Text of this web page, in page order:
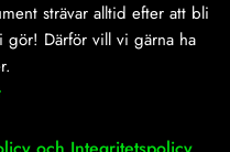
strävar alltid efter att bli
gör! Därför vill vi gärna ha